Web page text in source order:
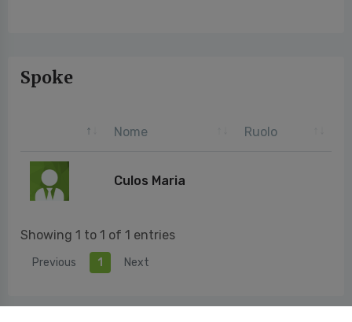
Spoke
Nome Ruolo
Culos Maria
Showing 1 to 1 of 1 entries
Previous 1 Next